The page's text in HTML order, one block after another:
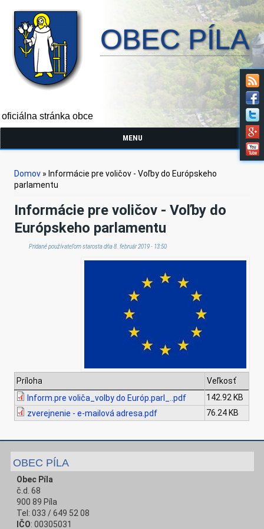
OBEC PÍLA
oficiálna stránka obce
MENU
Nachádzate sa tu
Domov » Informácie pre voličov - Voľby do Európskeho
parlamentu
Informácie pre voličov - Voľby do
Európskeho parlamentu
Pridané používateľomstarostadňa 8. február 2019 - 13:50
Príloha
Veľkosť
Inform.pre voliča_volby do Európ.parl_..pdf
142.92 KB
zverejnenie - e-mailová adresa.pdf
76.24 KB
OBEC PÍLA
Obec Píla
č.d. 68
900 89 Píla
Tel: 033 / 649 52 08
IČO: 00305031